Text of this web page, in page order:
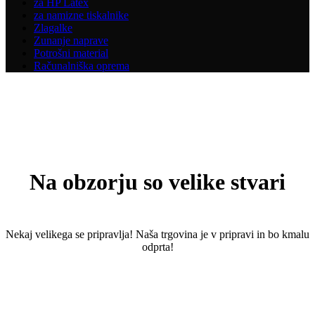
za HP Latex
za namizne tiskalnike
Zlagalke
Zunanje naprave
Potrošni material
Računalniška oprema
Na obzorju so velike stvari
Nekaj ​​velikega se pripravlja! Naša trgovina je v pripravi in ​​bo kmalu
odprta!